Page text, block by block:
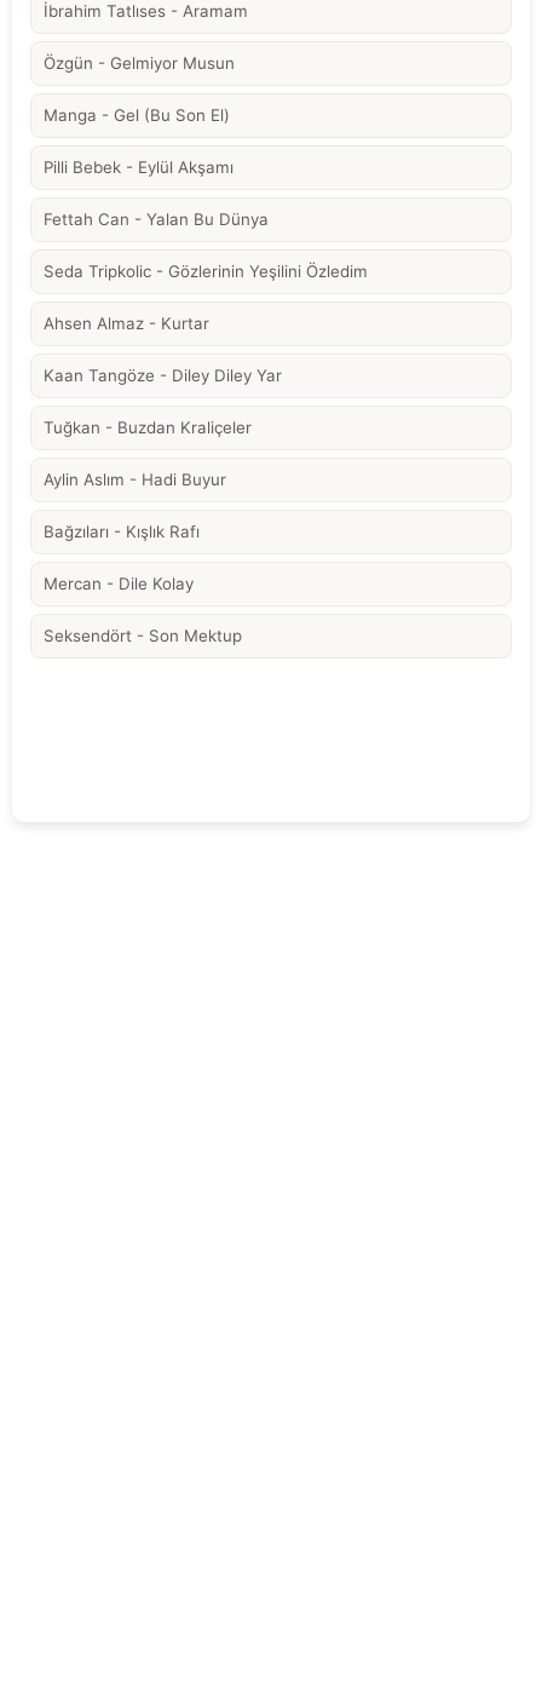
İbrahim Tatlıses - Aramam
Özgün - Gelmiyor Musun
Manga - Gel (Bu Son El)
Pilli Bebek - Eylül Akşamı
Fettah Can - Yalan Bu Dünya
Seda Tripkolic - Gözlerinin Yeşilini Özledim
Ahsen Almaz - Kurtar
Kaan Tangöze - Diley Diley Yar
Tuğkan - Buzdan Kraliçeler
Aylin Aslım - Hadi Buyur
Bağzıları - Kışlık Rafı
Mercan - Dile Kolay
Seksendört - Son Mektup